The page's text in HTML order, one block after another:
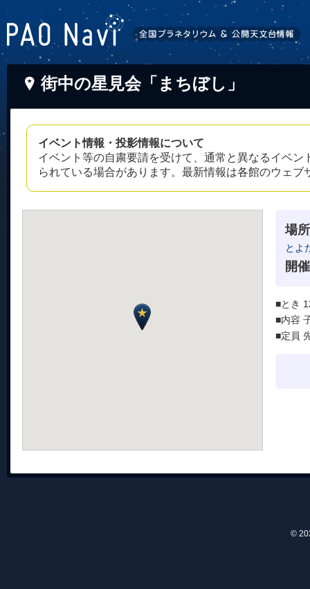
街中の星見会「まちぼし」
イベント情報・投影情報について
イベント等の自粛要請を受けて、通常と異なるイベ
られている場合があります。最新情報は各館のウェ
場所
とよ
開
■とき
■内容
■定員
©